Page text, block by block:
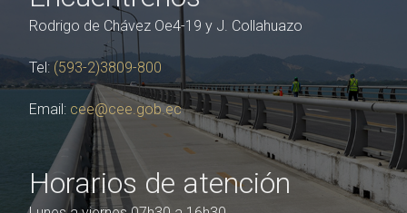
Rodrigo de Chávez Oe4-19 y J. Collahuazo
Tel: (593-2)3809-800
Email: cee@cee.gob.ec
Horarios de atención